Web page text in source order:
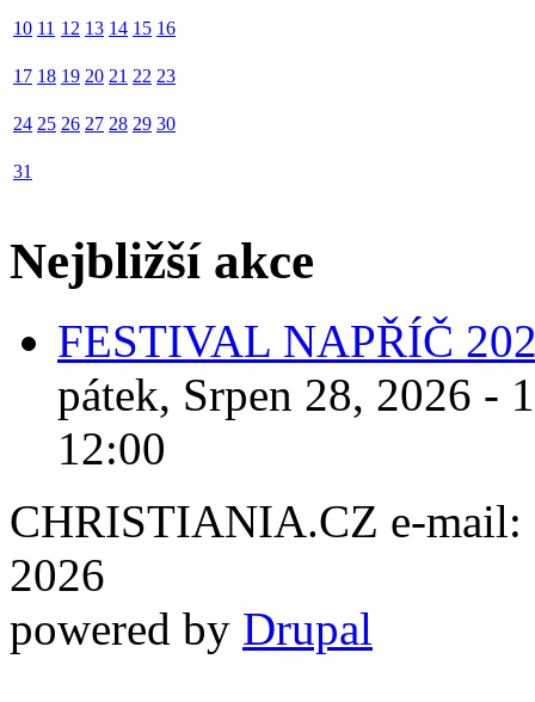
10 11 12 13 14 15 16
17 18 19 20 21 22 23
24 25 26 27 28 29 30
31
Nejbližší akce
FESTIVAL NAPŘÍČ
pátek, Srpen 28, 2026 -
12:00
CHRISTIANIA.CZ e-mail:
2026
powered by Drupal